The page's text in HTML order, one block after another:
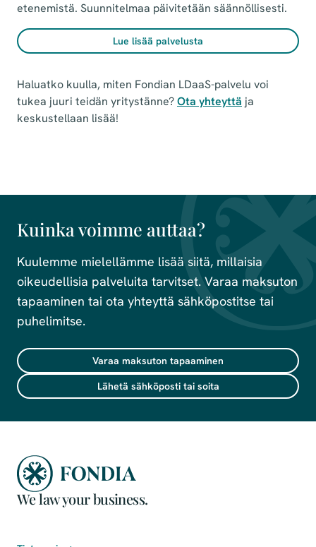
etenemistä. Suunnitelmaa päivitetään säännöllisesti.
Lue lisää palvelusta
Haluatko kuulla, miten Fondian LDaaS-palvelu voi
tukea juuri teidän yritystänne?Ota yhteyttä ja
keskustellaan lisää!
Kuinka voimme auttaa?
Kuulemme mielellämme lisää siitä, millaisia
oikeudellisia palveluita tarvitset. Varaa maksuton
tapaaminen tai ota yhteyttä sähköpostitse tai
puhelimitse.
Varaa maksuton tapaaminen
Lähetä sähköposti tai soita
We law your business.